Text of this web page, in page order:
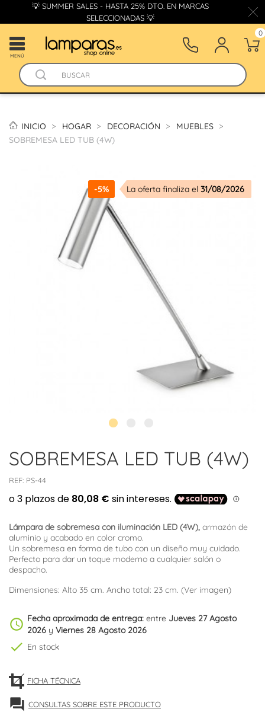
💡 SUMMER SALES - HASTA 25% DTO. EN MARCAS
SELECCIONADAS 💡
MENÚ
0
INICIO HOGAR DECORACIÓN
MUEBLES
SOBREMESA LED TUB (4W)
-5% La oferta finaliza el 31/08/2026
SOBREMESA LED TUB (4W)
REF: PS-44
Lámpara de sobremesa con iluminación LED (4W), armazón de
aluminio y acabado en color cromo.
Un sobremesa en forma de tubo con un diseño muy cuidado.
Perfecto para dar un toque moderno a cualquier salón o
despacho.
Dimensiones: Alto 35 cm. Ancho total: 23 cm. (Ver imagen)
schedule Fecha aproximada de entrega: entre Jueves 27 Agosto
2026 y Viernes 28 Agosto 2026
check En stock
FICHA TÉCNICA
forum CONSULTAS SOBRE ESTE PRODUCTO